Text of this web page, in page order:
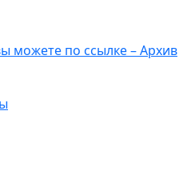
можете по ссылке – Архив